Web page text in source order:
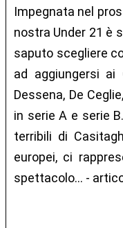
Impegnata nel
nostra Under 21 è
saputo scegliere
ad aggiungersi ai
Dessena, De
in serie A e serie
terribili di
europei, ci
spettacolo... -